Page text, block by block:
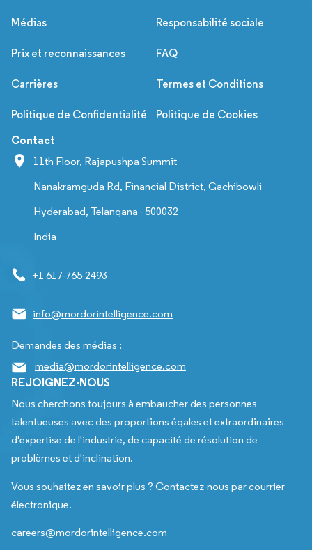
Médias Responsabilité sociale
Prix et reconnaissances FAQ
Carrières Termes et Conditions
Politique de Confidentialité Politique de Cookies
Contact
11th Floor, Rajapushpa Summit
Nanakramguda Rd, Financial District, Gachibowli
Hyderabad, Telangana - 500032
India
+1 617-765-2493
info@mordorintelligence.com
Demandes des médias :
media@mordorintelligence.com
REJOIGNEZ-NOUS
Nous cherchons toujours à embaucher des personnes
talentueuses avec des proportions égales et extraordinaires
d'expertise de l'industrie, de capacité de résolution de
problèmes et d'inclination.
Vous souhaitez en savoir plus ? Contactez-nous par courrier
électronique.
careers@mordorintelligence.com